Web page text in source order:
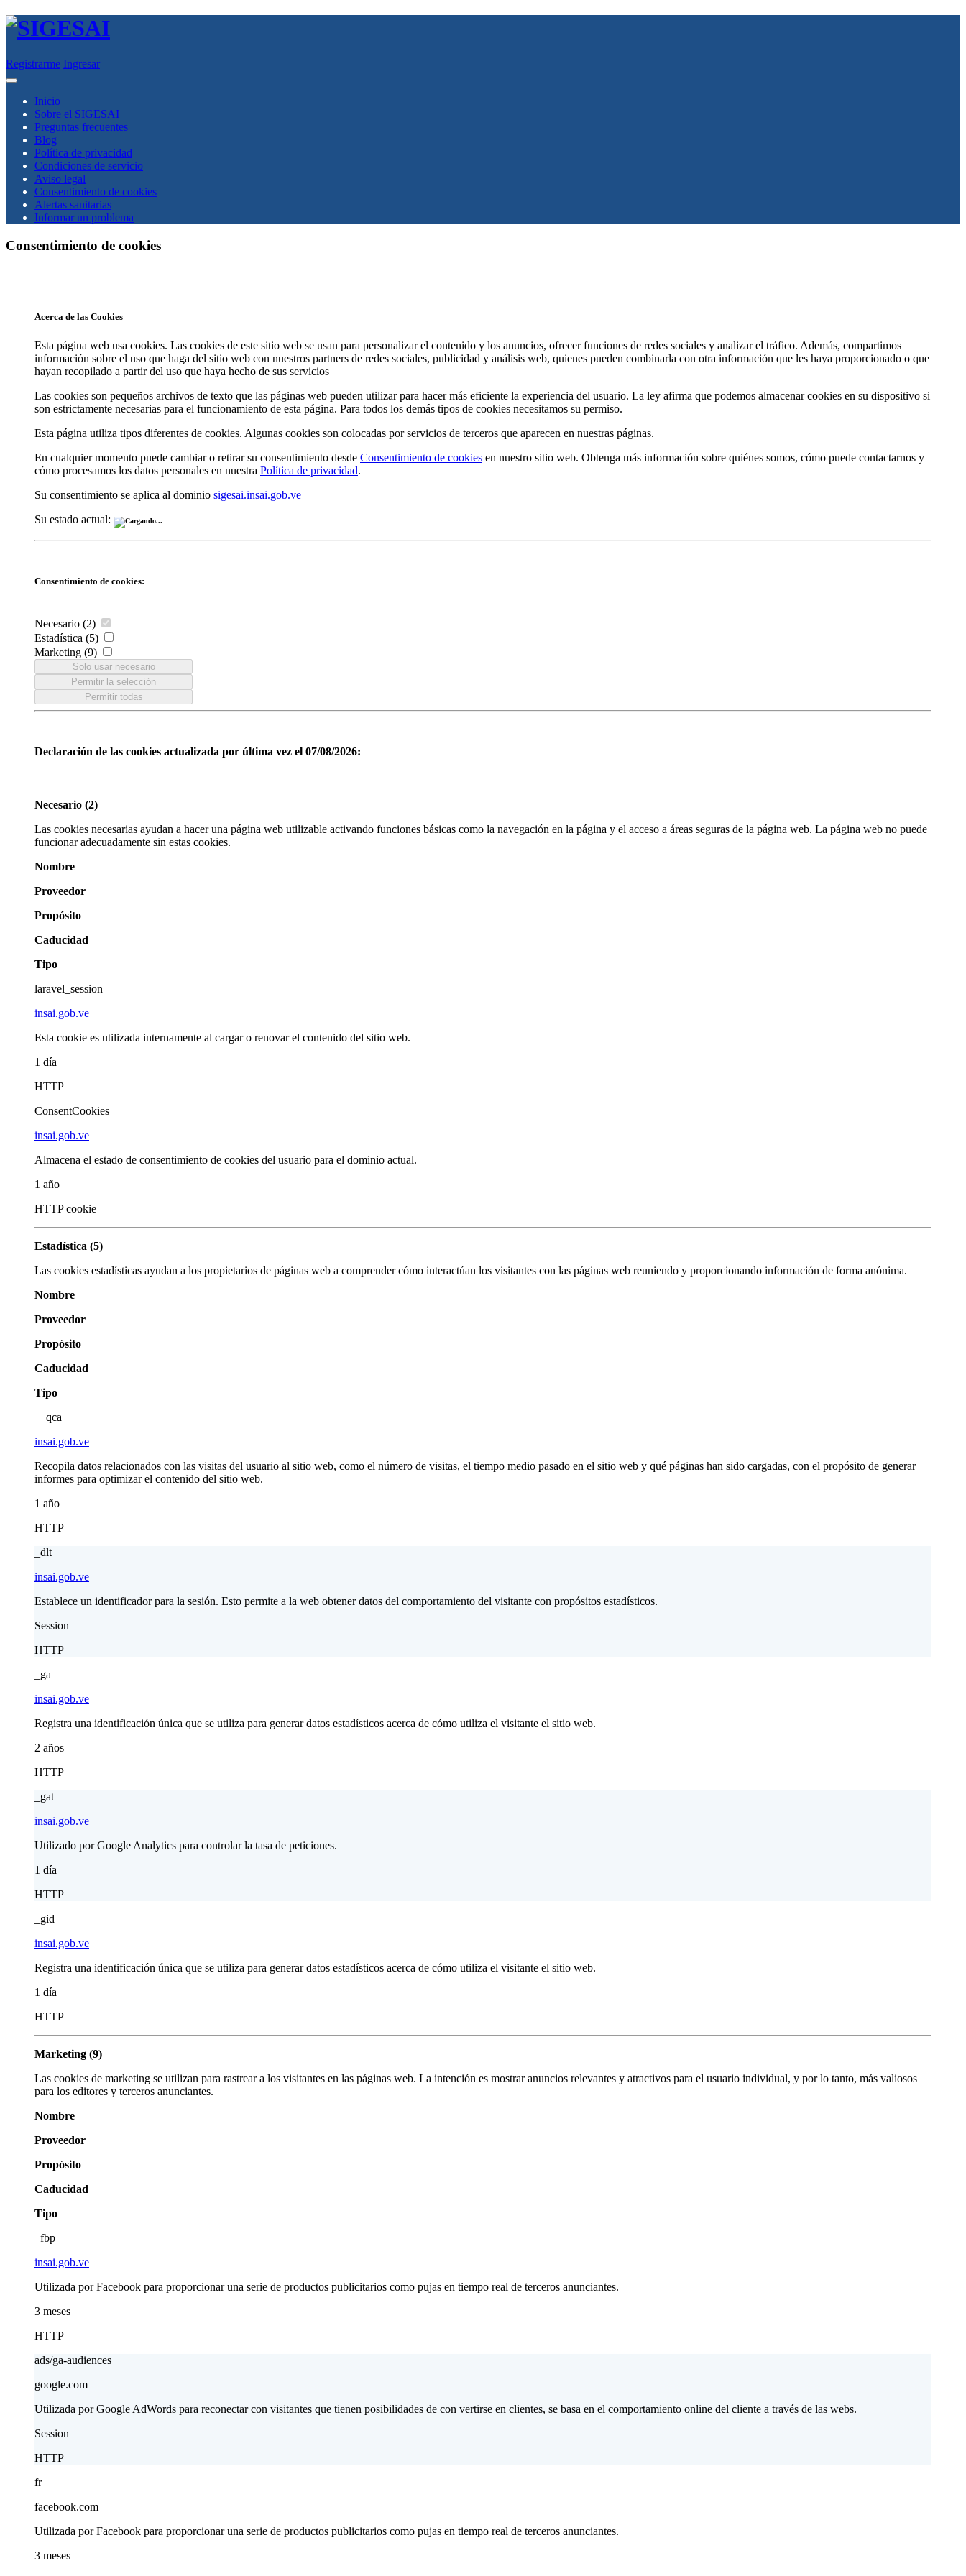
Registrarme Ingresar
Inicio
Sobre el SIGESAI
Preguntas frecuentes
Blog
Política de privacidad
Condiciones de servicio
Aviso legal
Consentimiento de cookies
Alertas sanitarias
Informar un problema
Consentimiento de cookies
Acerca de las Cookies
Esta página web usa cookies. Las cookies de este sitio web se usan para personalizar el contenido y los anuncios, ofrecer funciones de redes sociales y analizar el tráfico. Además, compartimos
información sobre el uso que haga del sitio web con nuestros partners de redes sociales, publicidad y análisis web, quienes pueden combinarla con otra información que les haya proporcionado o que
hayan recopilado a partir del uso que haya hecho de sus servicios
Las cookies son pequeños archivos de texto que las páginas web pueden utilizar para hacer más eficiente la experiencia del usuario. La ley afirma que podemos almacenar cookies en su dispositivo si
son estrictamente necesarias para el funcionamiento de esta página. Para todos los demás tipos de cookies necesitamos su permiso.
Esta página utiliza tipos diferentes de cookies. Algunas cookies son colocadas por servicios de terceros que aparecen en nuestras páginas.
En cualquier momento puede cambiar o retirar su consentimiento desde Consentimiento de cookies en nuestro sitio web. Obtenga más información sobre quiénes somos, cómo puede contactarnos y
cómo procesamos los datos personales en nuestra Política de privacidad.
Su consentimiento se aplica al dominio sigesai.insai.gob.ve
Su estado actual:
Consentimiento de cookies:
Necesario (2)
Estadística (5)
Marketing (9)
Solo usar necesario
Permitir la selección
Permitir todas
Declaración de las cookies actualizada por última vez el 07/08/2026:
Necesario (2)
Las cookies necesarias ayudan a hacer una página web utilizable activando funciones básicas como la navegación en la página y el acceso a áreas seguras de la página web. La página web no puede
funcionar adecuadamente sin estas cookies.
Nombre
Proveedor
Propósito
Caducidad
Tipo
laravel_session
insai.gob.ve
Esta cookie es utilizada internamente al cargar o renovar el contenido del sitio web.
1 día
HTTP
ConsentCookies
insai.gob.ve
Almacena el estado de consentimiento de cookies del usuario para el dominio actual.
1 año
HTTP cookie
Estadística (5)
Las cookies estadísticas ayudan a los propietarios de páginas web a comprender cómo interactúan los visitantes con las páginas web reuniendo y proporcionando información de forma anónima.
Nombre
Proveedor
Propósito
Caducidad
Tipo
__qca
insai.gob.ve
Recopila datos relacionados con las visitas del usuario al sitio web, como el número de visitas, el tiempo medio pasado en el sitio web y qué páginas han sido cargadas, con el propósito de generar
informes para optimizar el contenido del sitio web.
1 año
HTTP
_dlt
insai.gob.ve
Establece un identificador para la sesión. Esto permite a la web obtener datos del comportamiento del visitante con propósitos estadísticos.
Session
HTTP
_ga
insai.gob.ve
Registra una identificación única que se utiliza para generar datos estadísticos acerca de cómo utiliza el visitante el sitio web.
2 años
HTTP
_gat
insai.gob.ve
Utilizado por Google Analytics para controlar la tasa de peticiones.
1 día
HTTP
_gid
insai.gob.ve
Registra una identificación única que se utiliza para generar datos estadísticos acerca de cómo utiliza el visitante el sitio web.
1 día
HTTP
Marketing (9)
Las cookies de marketing se utilizan para rastrear a los visitantes en las páginas web. La intención es mostrar anuncios relevantes y atractivos para el usuario individual, y por lo tanto, más valiosos
para los editores y terceros anunciantes.
Nombre
Proveedor
Propósito
Caducidad
Tipo
_fbp
insai.gob.ve
Utilizada por Facebook para proporcionar una serie de productos publicitarios como pujas en tiempo real de terceros anunciantes.
3 meses
HTTP
ads/ga-audiences
google.com
Utilizada por Google AdWords para reconectar con visitantes que tienen posibilidades de con vertirse en clientes, se basa en el comportamiento online del cliente a través de las webs.
Session
HTTP
fr
facebook.com
Utilizada por Facebook para proporcionar una serie de productos publicitarios como pujas en tiempo real de terceros anunciantes.
3 meses